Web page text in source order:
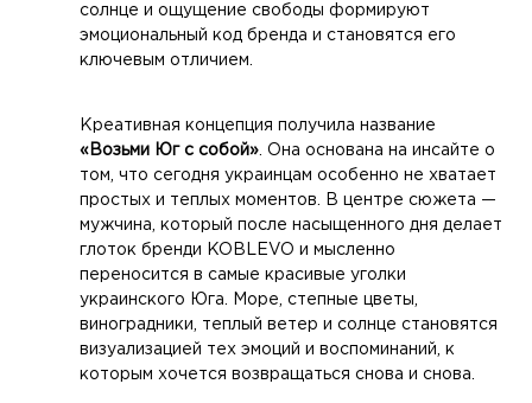
солнце и ощущение свободы формируют
эмоциональный код бренда и становятся его
ключевым отличием.
Креативная концепция получила название
«Возьми Юг с собой» . Она основана на инсайте о
том, что сегодня украинцам особенно не хватает
простых и теплых моментов. В центре сюжета —
мужчина, который после насыщенного дня делает
глоток бренди KOBLEVO и мысленно
переносится в самые красивые уголки
украинского Юга. Море, степные цветы,
виноградники, теплый ветер и солнце становятся
визуализацией тех эмоций и воспоминаний, к
которым хочется возвращаться снова и снова.